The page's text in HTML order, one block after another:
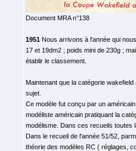
Document MRA n°138
1951 Nous arrivons à l'année qui
17 et 19dm2 ; poids mini de 230g ;
établir le classement.
Maintenant que la catégorie
sujet.
Ce modèle fut conçu par un
modéliste américain pratiquant la
modélisme. Dans ces recueils toutes
Dans le recueil de l'année 51/52,
théorie des modèles RC ( réglages,